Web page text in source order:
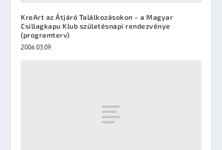
KreArt az Átjáró Találkozásokon – a Magyar
Csillagkapu Klub születésnapi rendezvénye
(programterv)
2006.03.09.